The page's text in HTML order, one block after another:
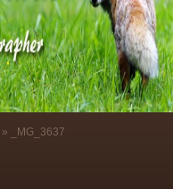
» _MG_3637